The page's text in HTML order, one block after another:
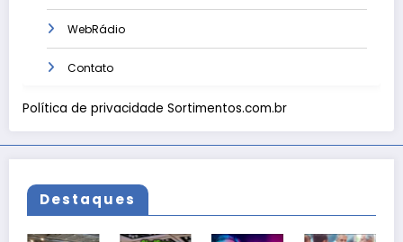
WebRádio
Contato
Política de privacidade Sortimentos.com.br
Destaques